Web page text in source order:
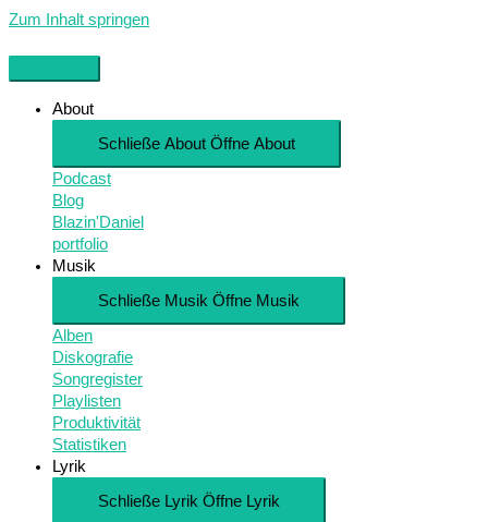
Zum Inhalt springen
About
Schließe About Öffne About
Podcast
Blog
Blazin'Daniel
portfolio
Musik
Schließe Musik Öffne Musik
Alben
Diskografie
Songregister
Playlisten
Produktivität
Statistiken
Lyrik
Schließe Lyrik Öffne Lyrik